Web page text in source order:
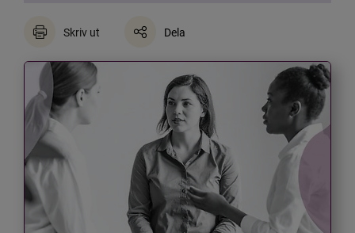
Skriv ut Dela